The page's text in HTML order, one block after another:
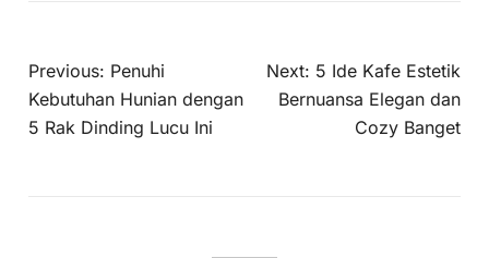
Previous: Penuhi
Kebutuhan Hunian dengan
5 Rak Dinding Lucu Ini
Next: 5 Ide Kafe Estetik
Bernuansa Elegan dan
Cozy Banget